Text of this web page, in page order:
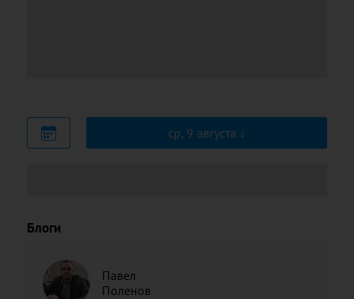
ср, 9 августа
Блоги
Павел
Поленов